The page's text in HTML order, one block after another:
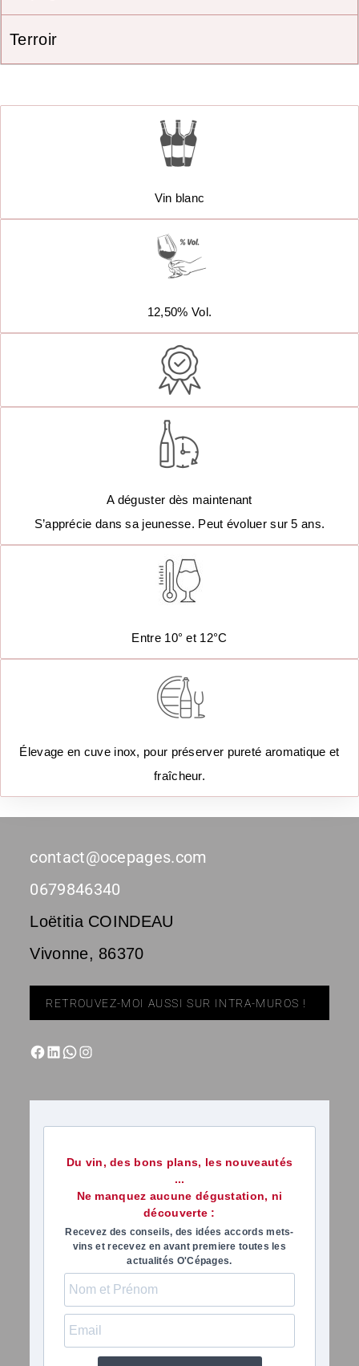
Terroir
Vin blanc
12,50% Vol.
A déguster dès maintenant
S’apprécie dans sa jeunesse. Peut évoluer sur 5 ans.
Entre 10° et 12°C
Élevage en cuve inox, pour préserver pureté aromatique et
fraîcheur.
contact@ocepages.com
0679846340
Loëtitia COINDEAU
Vivonne, 86370
RETROUVEZ-MOI AUSSI SUR INTRA-MUROS !
Du vin, des bons plans, les nouveautés
...
Ne manquez aucune dégustation, ni
découverte :
Recevez des conseils, des idées accords mets-
vins et recevez en avant premiere toutes les
actualités O'Cépages.